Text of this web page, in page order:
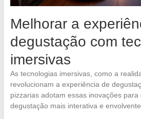
Melhorar a
degustação com
imersivas
As tecnologias imersivas, como a
revolucionam a experiência de
pizzarias adotam essas inovações
degustação mais interativa e